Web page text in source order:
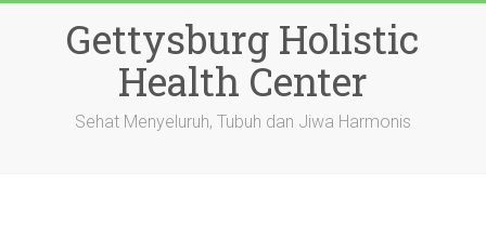
Gettysburg Holistic
Health Center
Sehat Menyeluruh, Tubuh dan Jiwa Harmonis